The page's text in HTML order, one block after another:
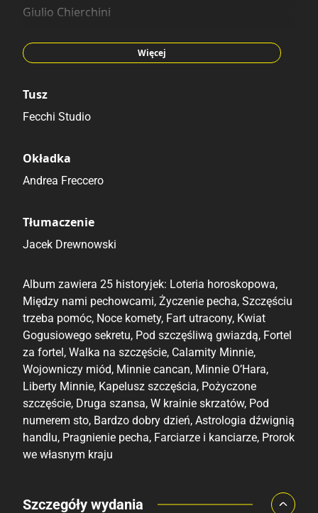
Giulio Chierchini
Alessandro Barbucci
Giorgio Cavazzano
Roberto Marini
Massimo Fecchi
Valerio Held
Więcej
Tusz
Fecchi Studio
Okładka
Andrea Freccero
Tłumaczenie
Jacek Drewnowski
Album zawiera 25 historyjek: Loteria horoskopowa,
Między nami pechowcami, Życzenie pecha, Szczęściu
trzeba pomóc, Noce komety, Fart utracony, Kwiat
Gogusiowego sekretu, Pod szczęśliwą gwiazdą, Fortel
za fortel, Walka na szczęście, Calamity Minnie,
Wojowniczy miód, Minnie cancan, Minnie O’Hara,
Liberty Minnie, Kapelusz szczęścia, Pożyczone
szczęście, Druga szansa, W krainie skrzatów, Pod
numerem sto, Bardzo dobry dzień, Astrologia dźwignią
handlu, Pragnienie pecha, Farciarze i kanciarze, Prorok
we własnym kraju
Porównaj ceny
Szczegóły wydania